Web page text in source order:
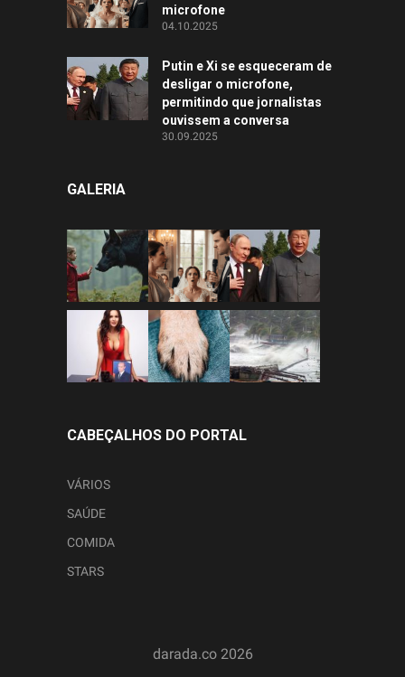
microfone
04.10.2025
Putin e Xi se esqueceram de
desligar o microfone,
permitindo que jornalistas
ouvissem a conversa
30.09.2025
GALERIA
CABEÇALHOS DO PORTAL
VÁRIOS
SAÚDE
COMIDA
STARS
darada.co 2026